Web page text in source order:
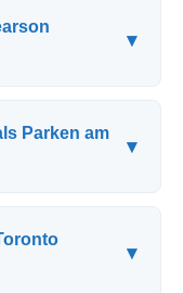
▾
Parken am
▾
▾